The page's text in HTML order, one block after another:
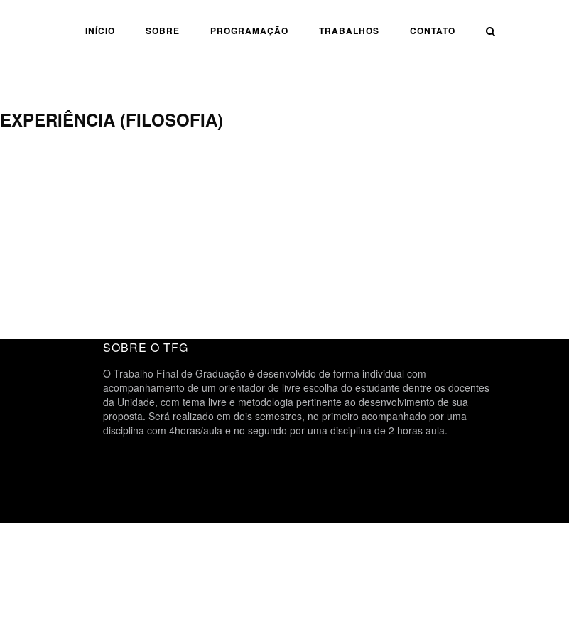
INÍCIO SOBRE PROGRAMAÇÃO TRABALHOS CONTATO
EXPERIÊNCIA (FILOSOFIA)
SOBRE O TFG
O Trabalho Final de Graduação é desenvolvido de forma individual com
acompanhamento de um orientador de livre escolha do estudante dentre os docentes
da Unidade, com tema livre e metodologia pertinente ao desenvolvimento de sua
proposta. Será realizado em dois semestres, no primeiro acompanhado por uma
disciplina com 4horas/aula e no segundo por uma disciplina de 2 horas aula.